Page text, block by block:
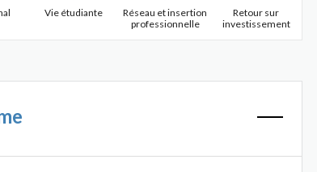
Vie étudiante
Réseau et insertion
professionnelle
Retour sur
investissement